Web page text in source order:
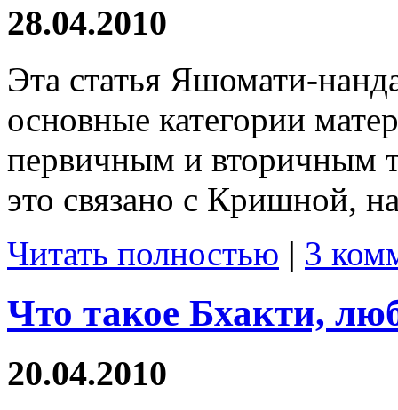
28.04.2010
Эта статья Яшомати-
основные категории
первичным и вторичным
это связано с Кришной,
Читать полностью | 3
Что такое Бхакти,
20.04.2010